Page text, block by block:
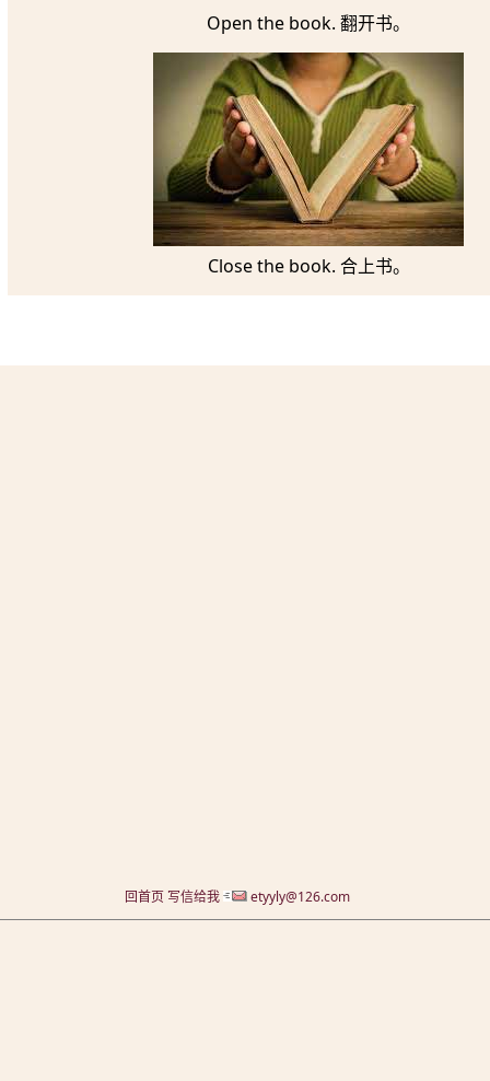
Open the book. 翻开书。
Close the book. 合上书。
回首页 写信给我 etyyly@126.com